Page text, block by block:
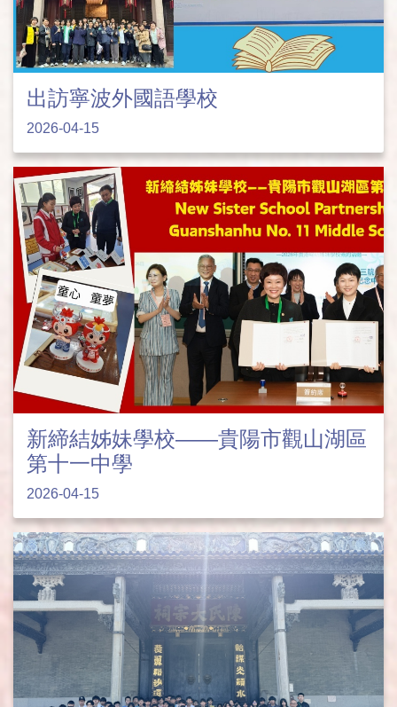
出訪寧波外國語學校
2026-04-15
新締結姊妹學校——貴陽市觀山湖區
第十一中學
2026-04-15